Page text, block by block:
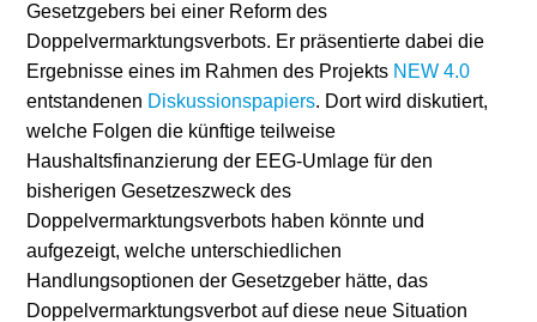
Gesetzgebers bei einer Reform des
Doppelvermarktungsverbots. Er präsentierte dabei die
Ergebnisse eines im Rahmen des Projekts NEW 4.0
entstandenen Diskussionspapiers. Dort wird diskutiert,
welche Folgen die künftige teilweise
Haushaltsfinanzierung der EEG-Umlage für den
bisherigen Gesetzeszweck des
Doppelvermarktungsverbots haben könnte und
aufgezeigt, welche unterschiedlichen
Handlungsoptionen der Gesetzgeber hätte, das
Doppelvermarktungsverbot auf diese neue Situation